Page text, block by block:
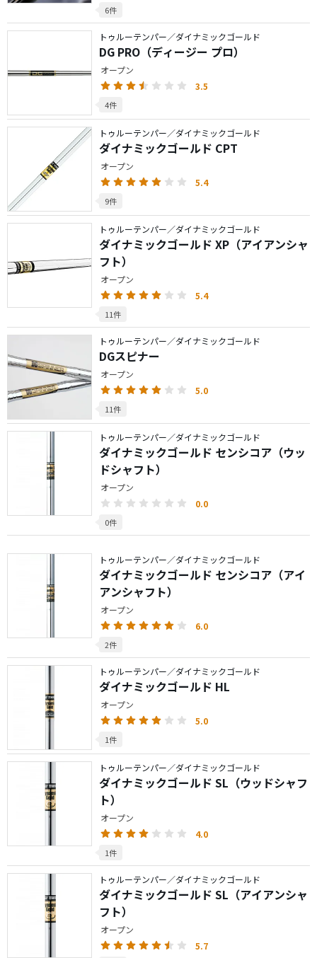
6件
トゥルーテンパー／ダイナミックゴールド
DG PRO（ディージー プロ）
オープン
3.5
4件
トゥルーテンパー／ダイナミックゴールド
ダイナミックゴールド CPT
オープン
5.4
9件
トゥルーテンパー／ダイナミックゴールド
ダイナミックゴールド XP（アイアンシャ
フト）
オープン
5.4
11件
トゥルーテンパー／ダイナミックゴールド
DGスピナー
オープン
5.0
11件
トゥルーテンパー／ダイナミックゴールド
ダイナミックゴールド センシコア（ウッ
ドシャフト）
オープン
0.0
0件
トゥルーテンパー／ダイナミックゴールド
ダイナミックゴールド センシコア（アイ
アンシャフト）
オープン
6.0
2件
トゥルーテンパー／ダイナミックゴールド
ダイナミックゴールド HL
オープン
5.0
1件
トゥルーテンパー／ダイナミックゴールド
ダイナミックゴールド SL（ウッドシャフ
ト）
オープン
4.0
1件
トゥルーテンパー／ダイナミックゴールド
ダイナミックゴールド SL（アイアンシャ
フト）
オープン
5.7